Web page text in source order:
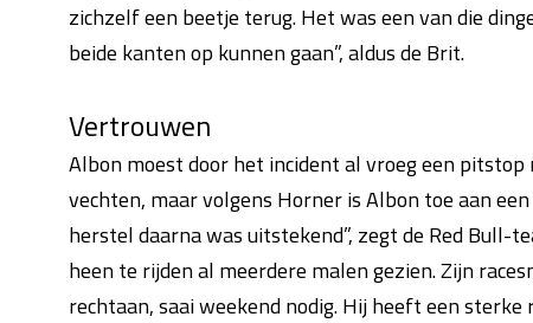
zichzelf een beetje terug. Het was een van die
beide kanten op kunnen gaan”, aldus de Brit.
Vertrouwen
Albon moest door het incident al vroeg een
vechten, maar volgens Horner is Albon toe aan
herstel daarna was uitstekend”, zegt de Red Bull-
heen te rijden al meerdere malen gezien. Zijn
rechtaan, saai weekend nodig. Hij heeft een sterke